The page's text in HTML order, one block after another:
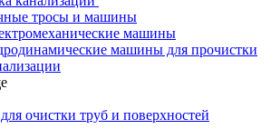
тросы и машины
машины
машины для прочистки
очистки труб и поверхностей